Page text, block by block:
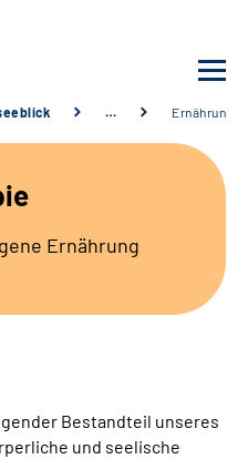
…
Ernährung
Bestandteil unseres
und seelische